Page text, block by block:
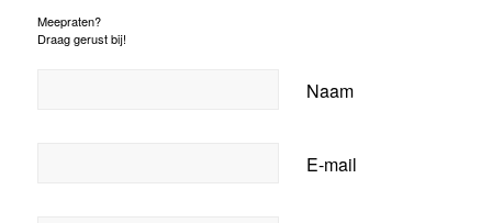
Meepraten?
Draag gerust bij!
Naam
E-mail